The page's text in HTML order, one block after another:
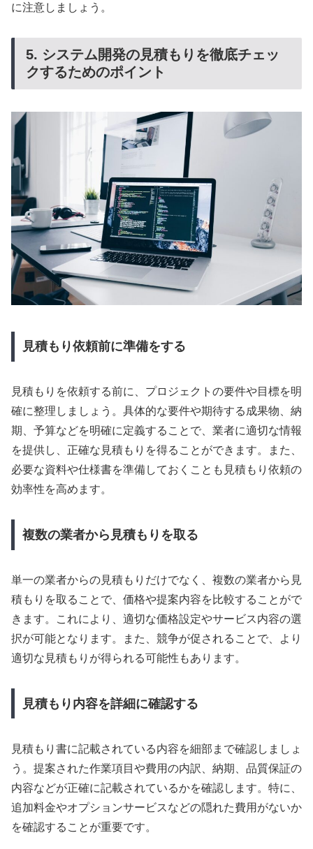
に注意しましょう。
5. システム開発の見積もりを徹底チェッ
クするためのポイント
見積もり依頼前に準備をする
見積もりを依頼する前に、プロジェクトの要件や目標を明
確に整理しましょう。具体的な要件や期待する成果物、納
期、予算などを明確に定義することで、業者に適切な情報
を提供し、正確な見積もりを得ることができます。また、
必要な資料や仕様書を準備しておくことも見積もり依頼の
効率性を高めます。
複数の業者から見積もりを取る
単一の業者からの見積もりだけでなく、複数の業者から見
積もりを取ることで、価格や提案内容を比較することがで
きます。これにより、適切な価格設定やサービス内容の選
択が可能となります。また、競争が促されることで、より
適切な見積もりが得られる可能性もあります。
見積もり内容を詳細に確認する
見積もり書に記載されている内容を細部まで確認しましょ
う。提案された作業項目や費用の内訳、納期、品質保証の
内容などが正確に記載されているかを確認します。特に、
追加料金やオプションサービスなどの隠れた費用がないか
を確認することが重要です。